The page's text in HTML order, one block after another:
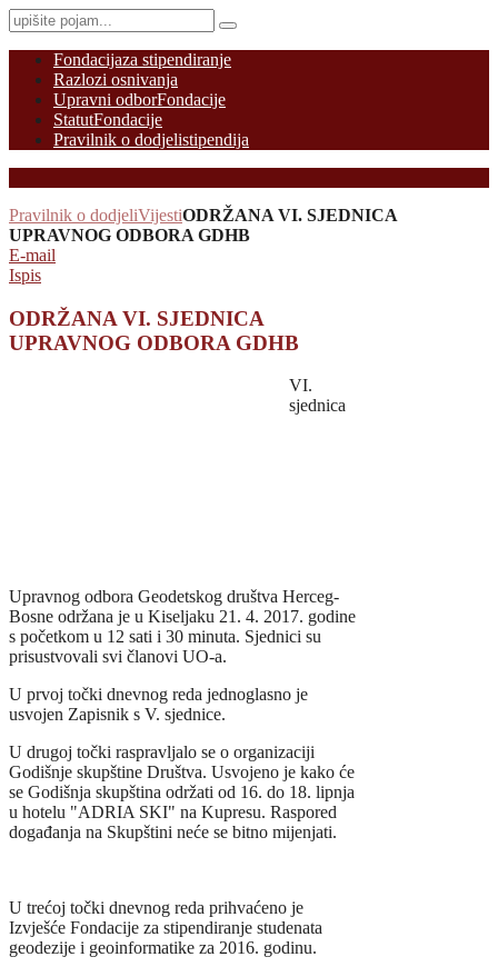
Fondacijaza stipendiranje
Razlozi osnivanja
Upravni odborFondacije
StatutFondacije
Pravilnik o dodjelistipendija
Pravilnik o dodjeliVijestiODRŽANA VI. SJEDNICA
UPRAVNOG ODBORA GDHB
E-mail
Ispis
ODRŽANA VI. SJEDNICA
UPRAVNOG ODBORA GDHB
VI.
sjednica
Upravnog odbora Geodetskog društva Herceg-
Bosne održana je u Kiseljaku 21. 4. 2017. godine
s početkom u 12 sati i 30 minuta. Sjednici su
prisustvovali svi članovi UO-a.
U prvoj točki dnevnog reda jednoglasno je
usvojen Zapisnik s V. sjednice.
U drugoj točki raspravljalo se o organizaciji
Godišnje skupštine Društva. Usvojeno je kako će
se Godišnja skupština održati od 16. do 18. lipnja
u hotelu "ADRIA SKI" na Kupresu. Raspored
događanja na Skupštini neće se bitno mijenjati.
U trećoj točki dnevnog reda prihvaćeno je
Izvješće Fondacije za stipendiranje studenata
geodezije i geoinformatike za 2016. godinu.